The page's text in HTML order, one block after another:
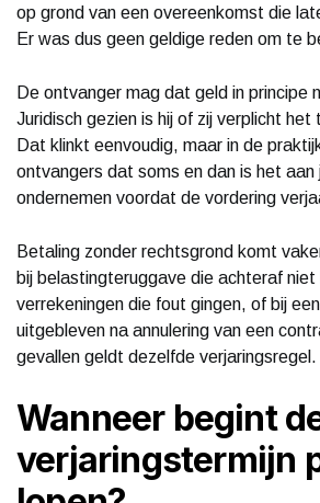
op grond van een overeenkomst die
Er was dus geen geldige reden om te
De ontvanger mag dat geld in principe
Juridisch gezien is hij of zij verplicht
Dat klinkt eenvoudig, maar in de
ontvangers dat soms en dan is het
ondernemen voordat de vordering
Betaling zonder rechtsgrond komt
bij belastingteruggave die achteraf
verrekeningen die fout gingen, of bij
uitgebleven na annulering van een
gevallen geldt dezelfde verjaringsregel.
Wanneer begint
verjaringstermijn